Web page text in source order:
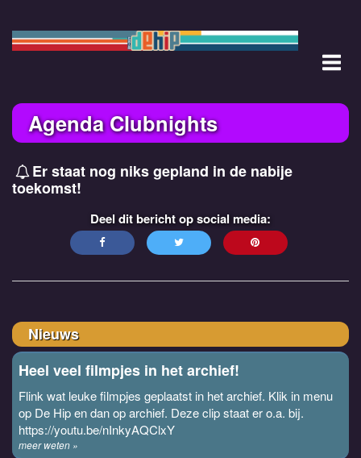
naar
Agenda Clubnights
Er staat nog niks gepland in de nabije
toekomst!
Nieuws
Heel veel filmpjes in het archief!
Flink wat leuke filmpjes geplaatst in het archief. Klik in menu
op De Hip en dan op archief. Deze clip staat er o.a. bij.
https://youtu.be/nInkyAQClxY
meer weten »